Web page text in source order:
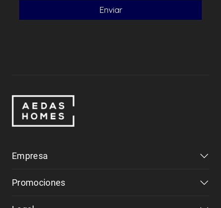
Empresa
Promociones